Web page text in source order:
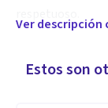
Desde hace
Ver descripción
Estos son